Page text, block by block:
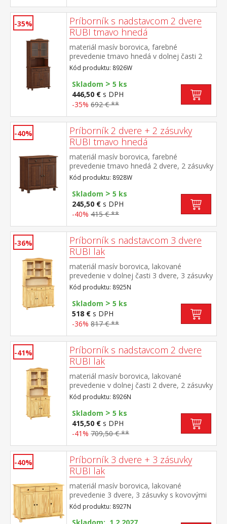
-35%
Príborník s nadstavcom 2 dvere
RUBI tmavo hnedá
materiál masív borovica, farebné
prevedenie tmavo hnedá v dolnej časti 2
dvere, 2 zásuvky s kovovými pojazdmi v
hornej časti dvoje presklené dvere
Kód produktu: 8926W
Skladom > 5 ks
446,50 € s DPH
-35% 692 € **
-40%
Príborník 2 dvere + 2 zásuvky
RUBI tmavo hnedá
materiál masív borovica, farebné
prevedenie tmavo hnedá 2 dvere, 2 zásuvky
s kovovými pojazdmi, 1 polica
Kód produktu: 8928W
Skladom > 5 ks
245,50 € s DPH
-40% 415 € **
-36%
Príborník s nadstavcom 3 dvere
RUBI lak
materiál masív borovica, lakované
prevedenie v dolnej časti 3 dvere, 3 zásuvky
s kovovými pojazdmi v hornej časti dvoje
presklené dvere
Kód produktu: 8925N
Skladom > 5 ks
518 € s DPH
-36% 817 € **
-41%
Príborník s nadstavcom 2 dvere
RUBI lak
materiál masív borovica, lakované
prevedenie v dolnej časti 2 dvere, 2 zásuvky
s kovovými pojazdmi v hornej časti dvoje
presklené dvere
Kód produktu: 8926N
Skladom > 5 ks
415,50 € s DPH
-41% 709,50 € **
-40%
Príborník 3 dvere + 3 zásuvky
RUBI lak
materiál masív borovica, lakované
prevedenie 3 dvere, 3 zásuvky s kovovými
pojazdmi, 1 polica
Kód produktu: 8927N